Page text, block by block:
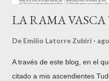
LA RAMA
De Emilio Latorre Zubiri
A través de este blog, en el
citado a mis ascendientes